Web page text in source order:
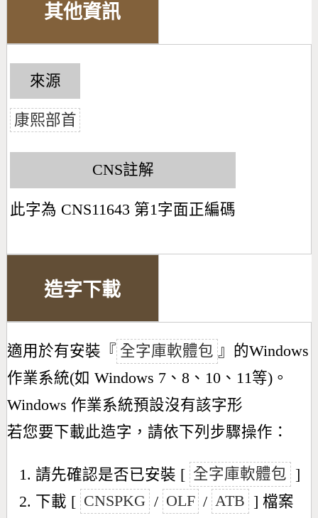
其他資訊
來源
康熙部首
CNS註解
此字為 CNS11643 第1字面正編碼
造字下載
適用於有安裝『 全字庫軟體包 』的Windows
作業系統(如 Windows 7、8、10、11等)。
Windows 作業系統預設沒有該字形
若您要下載此造字，請依下列步驟操作：
請先確認是否已安裝 [ 全字庫軟體包 ]
下載 [ CNSPKG / OLF / ATB ] 檔案